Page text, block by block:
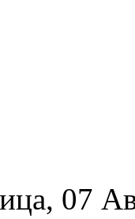
07